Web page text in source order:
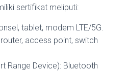
sertifikat meliputi:
tablet, modem LTE/5G.
access point, switch
Range Device): Bluetooth